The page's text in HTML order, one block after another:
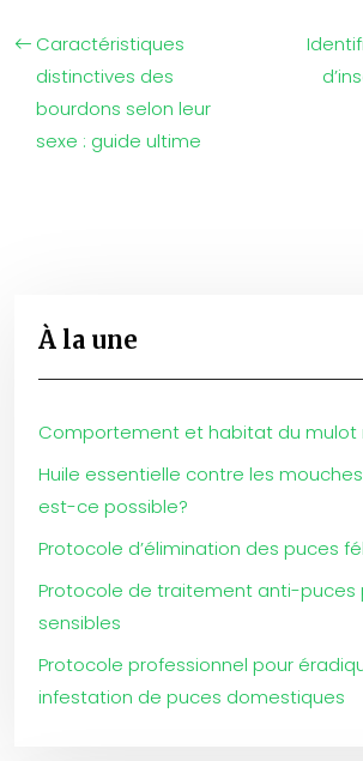
Caractéristiques
distinctives des
bourdons selon leur
sexe : guide ultime
À la une
Comportement et habitat du mulot
Huile essentielle contre les
est-ce possible?
Protocole d’élimination des puces
Protocole de traitement anti-puces
sensibles
Protocole professionnel pour
infestation de puces domestiques